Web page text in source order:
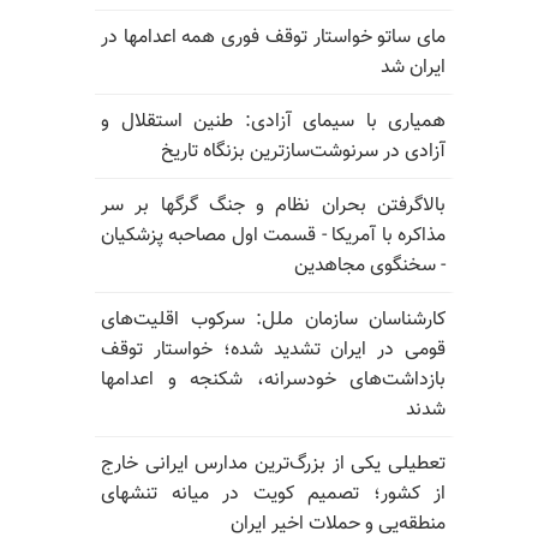
مای ساتو خواستار توقف فوری همه اعدامها در
ایران شد
همیاری با سیمای آزادی: طنین استقلال و
آزادی در سرنوشت‌سازترین بزنگاه تاریخ
بالا‌گرفتن بحران نظام و جنگ گرگها بر سر
مذاکره با آمریکا - قسمت اول مصاحبه پزشکیان
- سخنگوی مجاهدین
کارشناسان سازمان ملل: سرکوب اقلیت‌های
قومی در ایران تشدید شده؛ خواستار توقف
بازداشت‌های خودسرانه، شکنجه و اعدامها
شدند
تعطیلی یکی از بزرگ‌ترین مدارس ایرانی خارج
از کشور؛ تصمیم کویت در میانه تنشهای
منطقه‌یی و حملات اخیر ایران